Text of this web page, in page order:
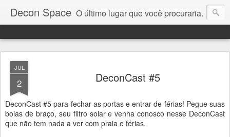
Decon Space O último lugar que você procuraria.
JUL
2 DeconCast #5
DeconCast #5 para fechar as portas e entrar de férias! Pegue suas
boias de braço, seu filtro solar e venha conosco nesse DeconCast
que não tem nada a ver com praia e férias.